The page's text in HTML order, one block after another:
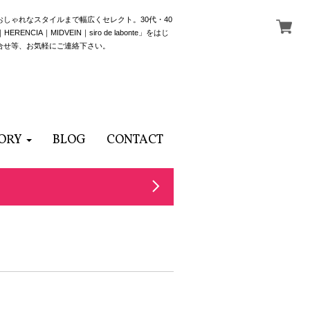
ゃれなスタイルまで幅広くセレクト。30代・40
｜MIDVEIN｜siro de labonte」をはじ
等、お気軽にご連絡下さい。
BLOG CONTACT